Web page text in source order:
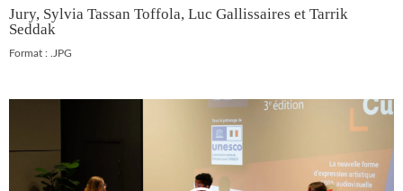
Jury, Sylvia Tassan Toffola, Luc Gallissaires et Tarrik
Seddak
Format : .JPG